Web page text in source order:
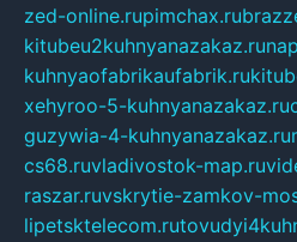
zed-online.rupimchax.ru
kitubeu2kuhnyanazakaz.ru
kuhnyaofabrikaufabrik.ru
xehyroo-5-kuhnyanazakaz.ru
guzywia-4-kuhnyanazakaz.ru
cs68.ruvladivostok-map.ru
raszar.ruvskrytie-zamkov-
lipetsktelecom.ru